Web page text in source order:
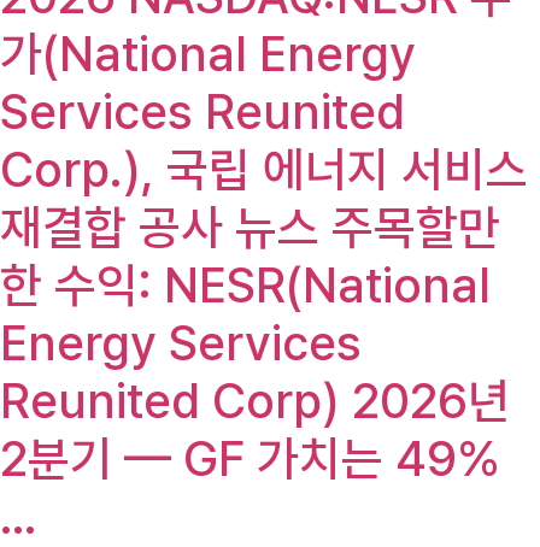
가(National Energy
Services Reunited
Corp.), 국립 에너지 서비스
재결합 공사 뉴스 주목할만
한 수익: NESR(National
Energy Services
Reunited Corp) 2026년
2분기 — GF 가치는 49%
…